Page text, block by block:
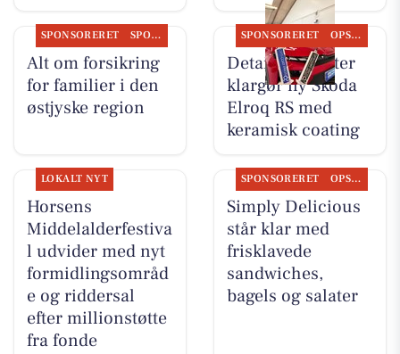
SPONSORERET SPONSORERET INDHOLD
Alt om forsikring
for familier i den
østjyske region
SPONSORERET OPSLAGSTAVLEN
Detailing Center
klargør ny Skoda
Elroq RS med
keramisk coating
LOKALT NYT
Horsens
Middelalderfestiva
l udvider med nyt
formidlingsområd
e og riddersal
efter millionstøtte
fra fonde
SPONSORERET OPSLAGSTAVLEN
Simply Delicious
står klar med
frisklavede
sandwiches,
bagels og salater